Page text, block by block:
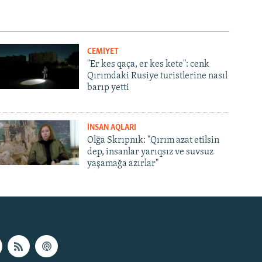
CEMİYET
"Er kes qaça, er kes kete": cenk
Qırımdaki Rusiye turistlerine nasıl
barıp yetti
İNSAN AQLARI
Olğa Skrıpnık: "Qırım azat etilsin
dep, insanlar yarıqsız ve suvsuz
yaşamağa azırlar"